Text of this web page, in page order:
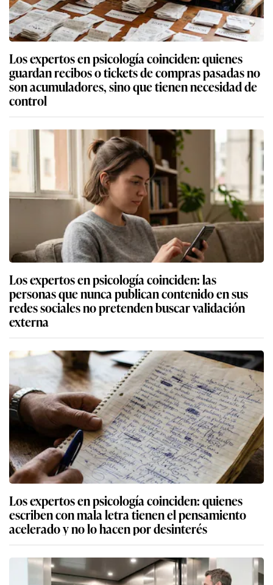
Los expertos en psicología coinciden: quienes
guardan recibos o tickets de compras pasadas no
son acumuladores, sino que tienen necesidad de
control
Los expertos en psicología coinciden: las
personas que nunca publican contenido en sus
redes sociales no pretenden buscar validación
externa
Los expertos en psicología coinciden: quienes
escriben con mala letra tienen el pensamiento
acelerado y no lo hacen por desinterés